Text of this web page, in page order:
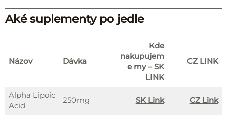
Aké suplementy po jedle
Názov Dávka
Kde
nakupujem
e my – SK
LINK
CZ LINK
Alpha Lipoic
Acid
250mg SK Link CZ Link